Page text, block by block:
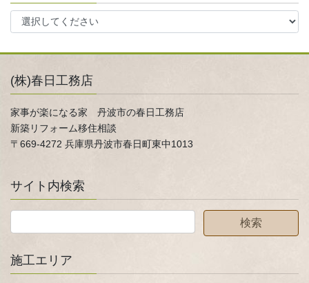
(株)春日工務店
家事が楽になる家 丹波市の春日工務店
新築リフォーム移住相談
〒669-4272 兵庫県丹波市春日町東中1013
サイト内検索
施工エリア